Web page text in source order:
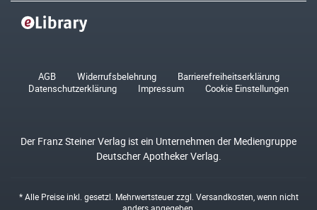
AGB Widerrufsbelehrung
Barrierefreiheitserklärung
Datenschutzerklärung
Impressum Cookie Einstellungen
Der Franz Steiner Verlag ist ein Unternehmen der Mediengruppe
Deutscher Apotheker Verlag.
* Alle Preise inkl. gesetzl. Mehrwertsteuer zzgl. Versandkosten , wenn nicht